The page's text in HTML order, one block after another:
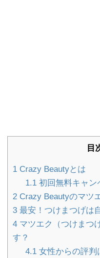
目
1 Crazy Beautyとは
1.1初回無料キャン
2 Crazy Beautyのマツ
3 最安！つけまつげは
4 マツエク（つけまつ
す？
4.1女性からの評判